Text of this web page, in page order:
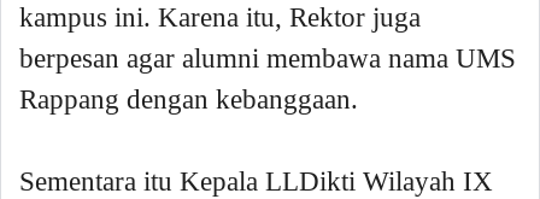
kampus ini. Karena itu, Rektor juga
berpesan agar alumni membawa nama UMS
Rappang dengan kebanggaan.
Sementara itu Kepala LLDikti Wilayah IX